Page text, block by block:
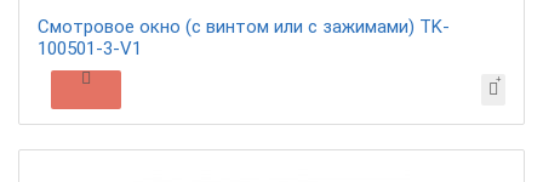
Смотровое окно (c винтом или с зажимами) TK-
100501-3-V1